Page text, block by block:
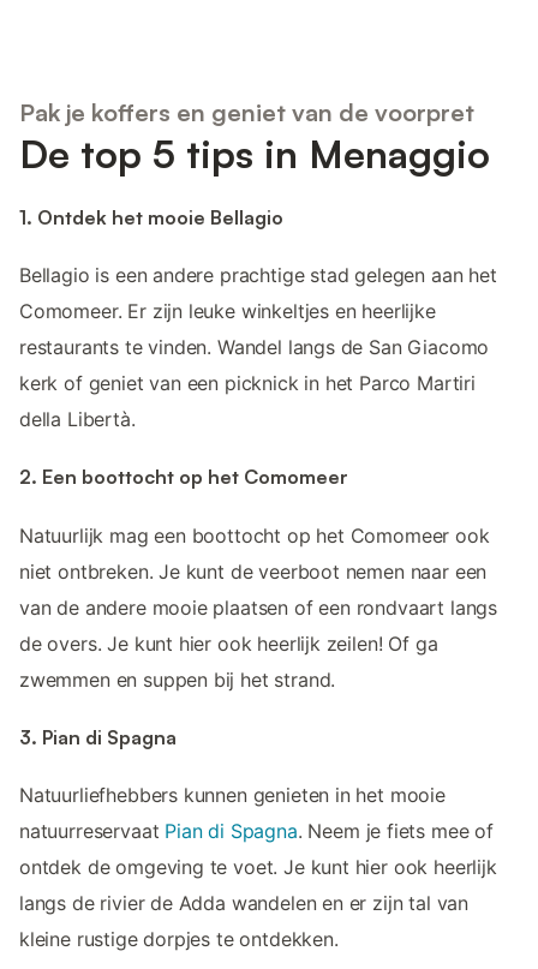
Pak je koffers en geniet van de voorpret
De top 5 tips in Menaggio
1. Ontdek het mooie Bellagio
Bellagio is een andere prachtige stad gelegen aan het
Comomeer. Er zijn leuke winkeltjes en heerlijke
restaurants te vinden. Wandel langs de San Giacomo
kerk of geniet van een picknick in het Parco Martiri
della Libertà.
2. Een boottocht op het Comomeer
Natuurlijk mag een boottocht op het Comomeer ook
niet ontbreken. Je kunt de veerboot nemen naar een
van de andere mooie plaatsen of een rondvaart langs
de overs. Je kunt hier ook heerlijk zeilen! Of ga
zwemmen en suppen bij het strand.
3. Pian di Spagna
Natuurliefhebbers kunnen genieten in het mooie
natuurreservaat Pian di Spagna. Neem je fiets mee of
ontdek de omgeving te voet. Je kunt hier ook heerlijk
langs de rivier de Adda wandelen en er zijn tal van
kleine rustige dorpjes te ontdekken.